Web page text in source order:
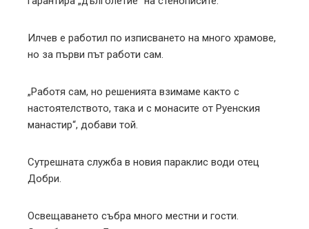
Илчев е работил по изписването на много храмове,
но за първи път работи сам.
„Работя сам, но решенията взимаме както с
настоятелството, така и с монасите от Руенския
манастир“, добави той.
Сутрешната служба в новия параклис води отец
Добри.
Освещаването събра много местни и гости.